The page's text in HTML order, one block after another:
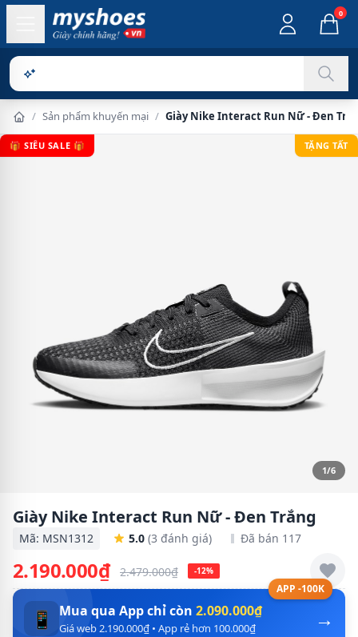
0
Sản phẩm c
/ Sản phẩm khuyến mại / Giày Nike Interact Run Nữ - Đen
🎁 SIÊU SALE 🎁 TẶNG TẤT
1/6
Giày Nike Interact Run Nữ - Đen Trắng
Mã: MSN1312 5.0 (3 đánh giá) Đã bán 117
2.190.000₫ 2.479.000₫ -12%
APP -100K
→
📱 Mua qua App chỉ còn 2.090.000₫
Giá web 2.190.000₫ • App rẻ hơn 100.000₫